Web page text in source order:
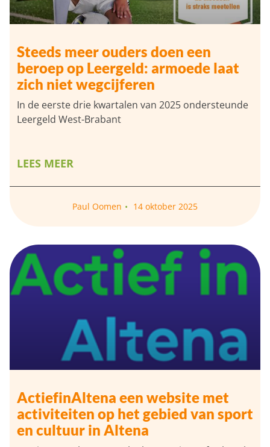
Steeds meer ouders doen een
beroep op Leergeld: armoede laat
zich niet wegcijferen
In de eerste drie kwartalen van 2025 ondersteunde
Leergeld West-Brabant
LEES MEER
Paul Oomen 14 oktober 2025
ActiefinAltena een website met
activiteiten op het gebied van sport
en cultuur in Altena